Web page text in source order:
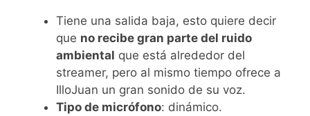
Tiene una salida baja, esto quiere decir
que no recibe gran parte del ruido
ambiental que está alrededor del
streamer, pero al mismo tiempo ofrece a
IlloJuan un gran sonido de su voz.
Tipo de micrófono: dinámico.